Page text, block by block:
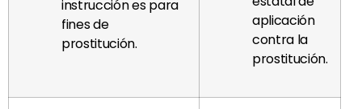
instrucción es para
fines de
prostitución.
aplicación
contra la
prostitución.